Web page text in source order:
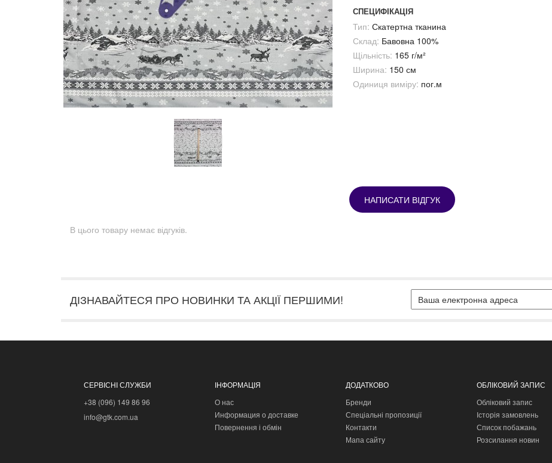
СПЕЦИФІКАЦІЯ
Тип: Скатертна тканина
Склад: Бавовна 100%
Щільність: 165 г/м²
Ширина: 150 см
Одиниця виміру: пог.м
НАПИСАТИ ВІДГУК
В цього товару немає відгуків.
ДІЗНАВАЙТЕСЯ ПРО НОВИНКИ ТА АКЦІЇ ПЕРШИМИ!
СЕРВІСНІ СЛУЖБИ
+38 (096) 149 86 96
info@gtk.com.ua
ІНФОРМАЦІЯ
О нас
Информация о доставке
Повернення і обмін
ДОДАТКОВО
Бренди
Спеціальні пропозиції
Контакти
Мапа сайту
ОБЛІКОВИЙ ЗАПИС
Обліковий запис
Історія замовлень
Список побажань
Розсилання новин